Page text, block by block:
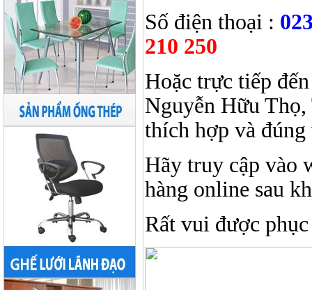
Số điện thoại :
210 250
Hoặc trực tiếp
Nguyễn Hữu Thọ,
thích hợp và
Hãy truy cập vào
hàng online sau
Rất vui được